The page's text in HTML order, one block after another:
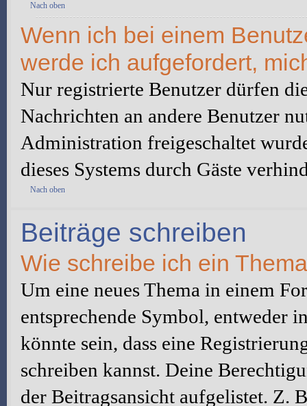
Nach oben
Wenn ich bei einem
werde ich aufgefordert,
Nur registrierte Benutzer dürfen
Nachrichten an andere Benutzer
Administration freigeschaltet
dieses Systems durch Gäste
Nach oben
Beiträge schreiben
Wie schreibe ich ein
Um eine neues Thema in einem
entsprechende Symbol, entweder
könnte sein, dass eine
schreiben kannst. Deine
der Beitragsansicht aufgelistet. Z.